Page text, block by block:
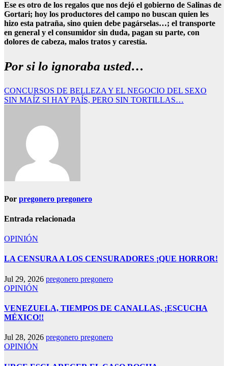
Ese es otro de los regalos que nos dejó el gobierno de Salinas de
Gortari; hoy los productores del campo no buscan quien les
hizo esta patraña, sino quien debe pagárselas…; el transporte
en general y el consumidor sin duda, pagan su parte, con
dolores de cabeza, malos tratos y carestía.
Por si lo ignoraba usted…
Navegación
de
CONCURSOS DE BELLEZA Y EL NEGOCIO DEL SEXO
SIN MAÍZ SI HAY PAÍS, PERO SIN TORTILLAS…
Por pregonero pregonero
Entrada relacionada
OPINIÓN
LA CENSURA A LOS CENSURADORES ¡QUE HORROR!
Jul 29, 2026 pregonero pregonero
OPINIÓN
VENEZUELA, TIEMPOS DE CANALLAS, ¡ESCUCHA
MÉXICO!!
Jul 28, 2026 pregonero pregonero
OPINIÓN